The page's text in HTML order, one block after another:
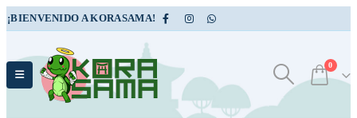
¡BIENVENIDO A KORASAMA!
0